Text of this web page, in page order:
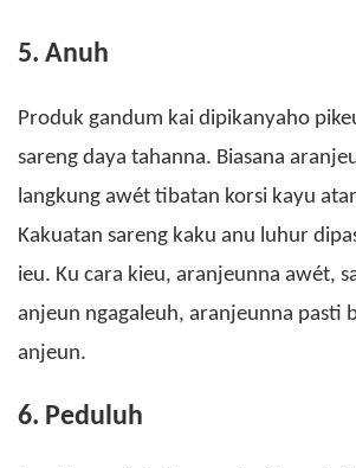
5. Anuh
Produk gandum kai dipikanyaho
sareng daya tahanna. Biasana
langkung awét tibatan korsi kayu
Kakuatan sareng kaku anu luhur
ieu. Ku cara kieu, aranjeunna awét,
anjeun ngagaleuh, aranjeunna pasti
anjeun.
6. Peduluh